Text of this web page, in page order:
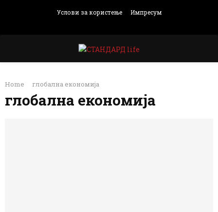
Услови за користење Импресум
PRIMARY
MENU
Home глобална економија
глобална економија